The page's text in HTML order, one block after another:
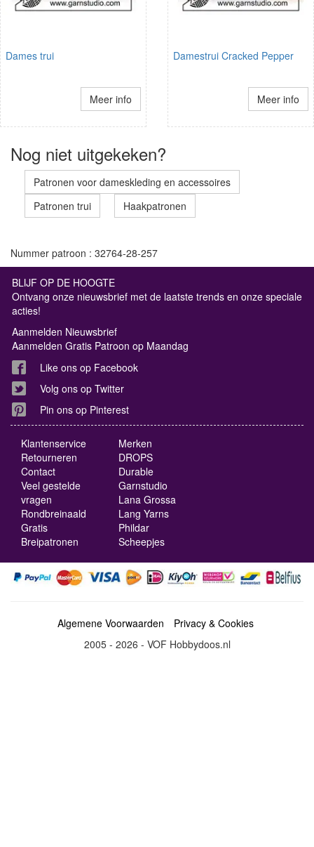
Dames trui
Meer info
Damestrui Cracked Pepper
Meer info
Nog niet uitgekeken?
Patronen voor dameskleding en accessoires
Patronen trui
Haakpatronen
Nummer patroon : 32764-28-257
BLIJF OP DE HOOGTE
Ontvang onze nieuwsbrief met de laatste trends en onze speciale
acties!
Aanmelden Nieuwsbrief
Aanmelden Gratis Patroon op Maandag
Like ons op Facebook
Volg ons op Twitter
Pin ons op Pinterest
Klantenservice
Retourneren
Contact
Veel gestelde
vragen
Rondbreinaald
Gratis
Breipatronen
Merken
DROPS
Durable
Garnstudio
Lana Grossa
Lang Yarns
Phildar
Scheepjes
Algemene Voorwaarden
Privacy & Cookies
2005 - 2026 - VOF Hobbydoos.nl